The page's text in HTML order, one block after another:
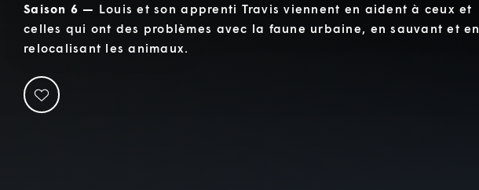
Saison 6 — Louis et son apprenti Travis viennent en aident à ceux et
celles qui ont des problèmes avec la faune urbaine, en sauvant et en
relocalisant les animaux.